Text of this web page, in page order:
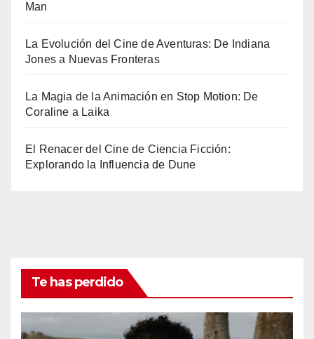
Man
La Evolución del Cine de Aventuras: De Indiana
Jones a Nuevas Fronteras
La Magia de la Animación en Stop Motion: De
Coraline a Laika
El Renacer del Cine de Ciencia Ficción:
Explorando la Influencia de Dune
Te has perdido